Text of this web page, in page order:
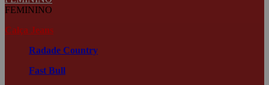
FEMININO
Calça Jeans
Radade Country
Fast Bull